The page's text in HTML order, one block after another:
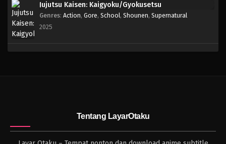
Jujutsu Kaisen: Kaigyoku/Gyokusetsu
Genres: Action, Gore, School, Shounen, Supernatural
2025
Tentang LayarOtaku